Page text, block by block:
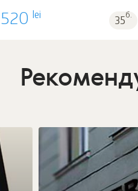
520 lei 35б.